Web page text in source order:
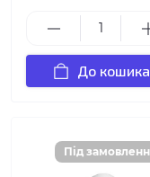
До кошика